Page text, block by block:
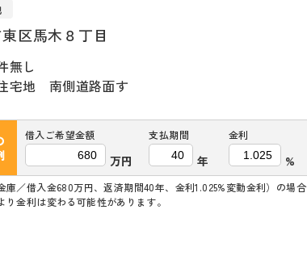
区馬木８丁目
無し
宅地 南側道路面す
借入ご希望金額
万円
支払期間
年
金利
%
／借入金680万円、返済期間40年、金利1.025%変動金利）の場合
金利は変わる可能性があります。